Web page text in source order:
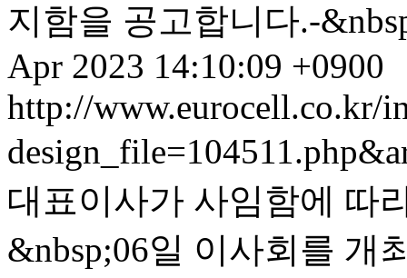
지함을 공고합니다.-
Apr 2023 14:10:09 +0900
http://www.eurocell.co.kr/
대표이사가 사임함에 따
&nbsp;06일 이사회를 개